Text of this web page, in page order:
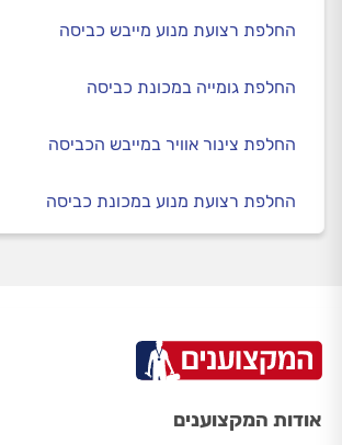
החלפת רצועת מנוע מייבש כביסה
החלפת גומייה במכונת כביסה
החלפת צינור אוויר במייבש הכביסה
החלפת רצועת מנוע במכונת כביסה
אודות המקצוענים